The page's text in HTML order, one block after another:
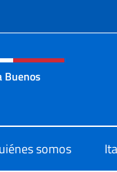
web,
Buenos
somos